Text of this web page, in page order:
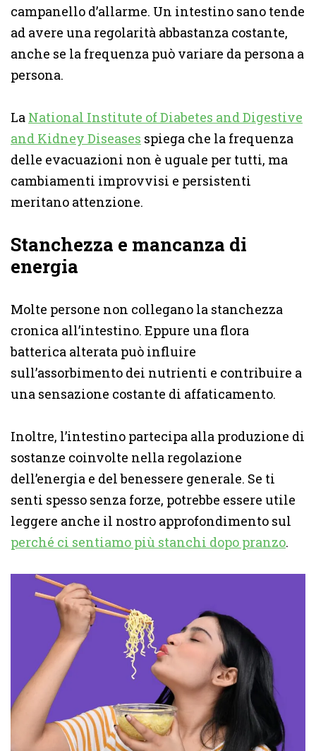
campanello d’allarme. Un intestino sano tende
ad avere una regolarità abbastanza costante,
anche se la frequenza può variare da persona a
persona.
La National Institute of Diabetes and Digestive
and Kidney Diseases spiega che la frequenza
delle evacuazioni non è uguale per tutti, ma
cambiamenti improvvisi e persistenti
meritano attenzione.
Stanchezza e mancanza di
energia
Molte persone non collegano la stanchezza
cronica all’intestino. Eppure una flora
batterica alterata può influire
sull’assorbimento dei nutrienti e contribuire a
una sensazione costante di affaticamento.
Inoltre, l’intestino partecipa alla produzione di
sostanze coinvolte nella regolazione
dell’energia e del benessere generale. Se ti
senti spesso senza forze, potrebbe essere utile
leggere anche il nostro approfondimento sul
perché ci sentiamo più stanchi dopo pranzo.